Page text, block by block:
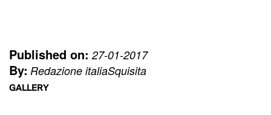
Published on: 27-01-2017
By: Redazione italiaSquisita
GALLERY